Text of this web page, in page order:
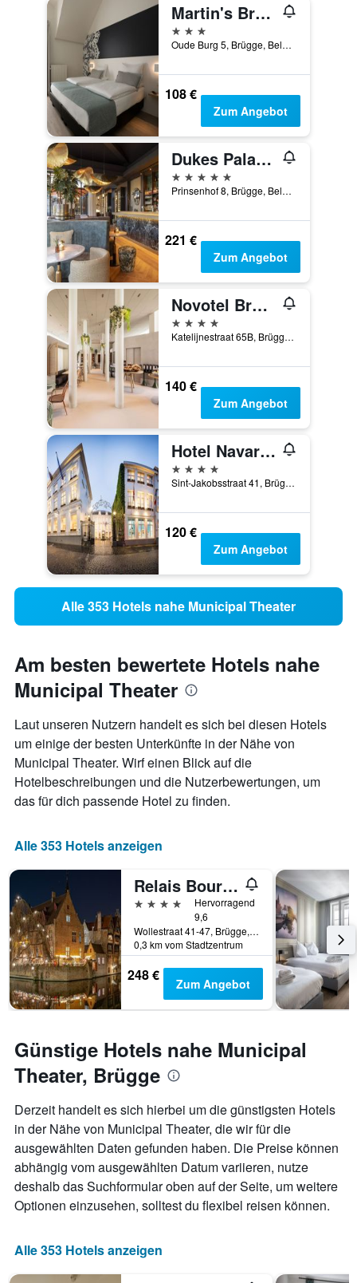
Martin's Brugge
3 Sterne
Oude Burg 5, Brügge, Belgien
108 €
Zum Angebot
Dukes Palace Hotel Bruges
5 Sterne
Prinsenhof 8, Brügge, Belgien
221 €
Zum Angebot
Novotel Brugge Centrum
4 Sterne
Katelijnestraat 65B, Brügge, Belgien
140 €
Zum Angebot
Hotel Navarra Brugge
4 Sterne
Sint-Jakobsstraat 41, Brügge, Belgien
120 €
Zum Angebot
Alle 353 Hotels nahe Municipal Theater
Am besten bewertete Hotels nahe
Municipal Theater
Laut unseren Nutzern handelt es sich bei diesen Hotels
um einige der besten Unterkünfte in der Nähe von
Municipal Theater. Wirf einen Blick auf die
Hotelbeschreibungen und die Nutzerbewertungen, um
das für dich passende Hotel zu finden.
Alle 353 Hotels anzeigen
Relais Bourgondisch Cruyce
4 Sterne
Hervorragend
9,6
Wollestraat 41-47, Brügge, Belgien
0,3 km vom Stadtzentrum
248 € Zum Angebot
Günstige Hotels nahe Municipal
Theater, Brügge
Derzeit handelt es sich hierbei um die günstigsten Hotels
in der Nähe von Municipal Theater, die wir für die
ausgewählten Daten gefunden haben. Die Preise können
abhängig vom ausgewählten Datum variieren, nutze
deshalb das Suchformular oben auf der Seite, um weitere
Optionen einzusehen, solltest du flexibel reisen können.
Alle 353 Hotels anzeigen